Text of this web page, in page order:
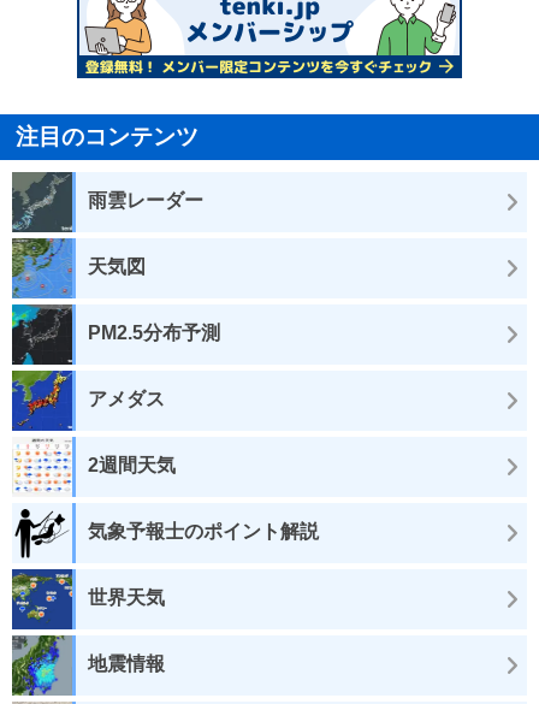
注目のコンテンツ
雨雲レーダー
天気図
PM2.5分布予測
アメダス
2週間天気
気象予報士のポイント解説
世界天気
地震情報